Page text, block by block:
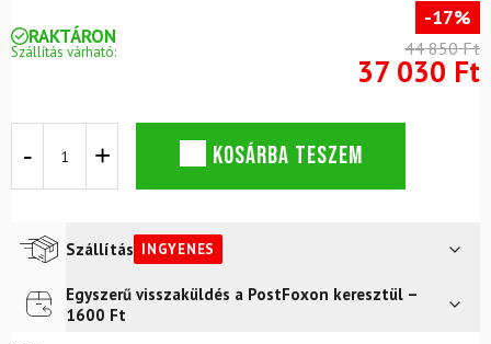
RAKTÁRON
Szállítás várható:
-17%
44 850 Ft
37 030 Ft
Tactic
síbot
mennyiség
KOSÁRBA TESZEM
Szállítás INGYENES
Futár a címreIngyenes
Egyszerű visszaküldés a PostFoxon keresztül –
1600 Ft